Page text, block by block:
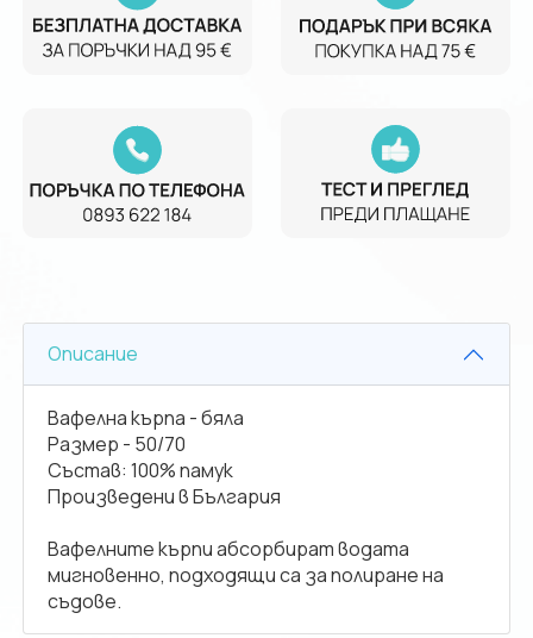
Описание
Вафелна кърпа - бяла
Размер - 50/70
Състав: 100% памук
Произведени в България
Вафелните кърпи абсорбират водата
мигновенно, подходящи са за полиране на
съдове.